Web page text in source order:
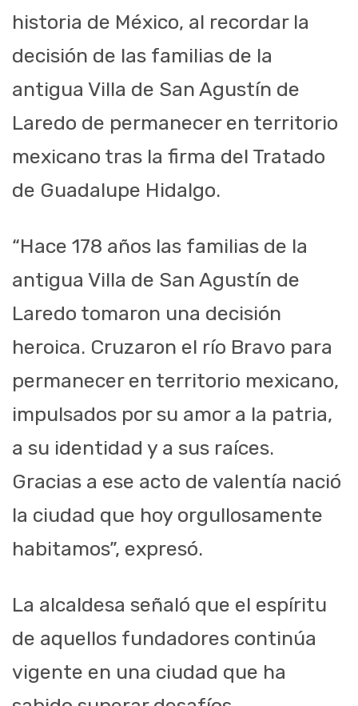
historia de México, al recordar la
decisión de las familias de la
antigua Villa de San Agustín de
Laredo de permanecer en territorio
mexicano tras la firma del Tratado
de Guadalupe Hidalgo.
“Hace 178 años las familias de la
antigua Villa de San Agustín de
Laredo tomaron una decisión
heroica. Cruzaron el río Bravo para
permanecer en territorio mexicano,
impulsados por su amor a la patria,
a su identidad y a sus raíces.
Gracias a ese acto de valentía nació
la ciudad que hoy orgullosamente
habitamos”, expresó.
La alcaldesa señaló que el espíritu
de aquellos fundadores continúa
vigente en una ciudad que ha